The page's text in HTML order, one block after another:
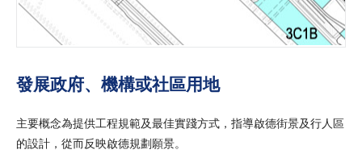
發展政府、機構或社區用地
主要概念為提供工程規範及最佳實踐方式，指導啟德街景及行人區
的設計，從而反映啟德規劃願景。